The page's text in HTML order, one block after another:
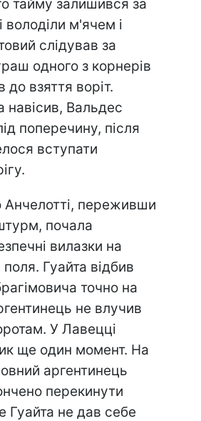
тайму залишився за
м'ячем і
слідував за
одного з корнерів
до взяття воріт.
навісив, Вальдес
поперечину, після
вступати
переживши
почала
вилазки на
Гуайта відбив
точно на
не влучив
У Лавецці
ще один момент. На
аргентинець
перекинути
Гуайта не дав себе